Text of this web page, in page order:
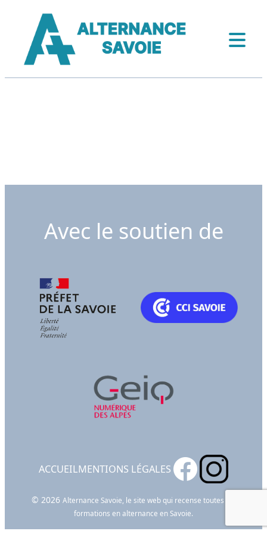
Avec le soutien de
ACCUEILMENTIONS LÉGALES
© 2026 Alternance Savoie, le site web qui recense toutes les
formations en alternance en Savoie.